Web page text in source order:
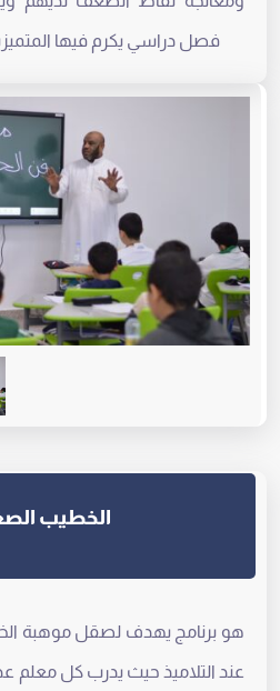
فصل دراسي يكرم فيها
الخطيب
هو برنامج يهدف لصقل موهبة
عند التلاميذ حيث يدرب كل معلم